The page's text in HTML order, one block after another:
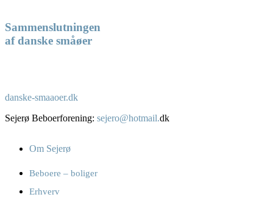
Sammenslutningen
af danske småøer
danske-smaaoer.dk
Sejerø Beboerforening: sejero@hotmail.dk
Om Sejerø
Beboere – boliger
Erhverv